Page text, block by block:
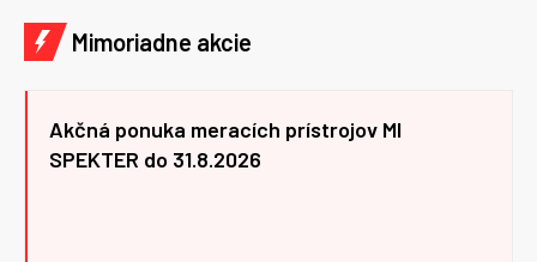
Mimoriadne akcie
Akčná ponuka meracích prístrojov MI
SPEKTER do 31.8.2026